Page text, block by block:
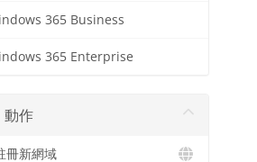
365 Business
365 Enterprise
動作
冊新網域